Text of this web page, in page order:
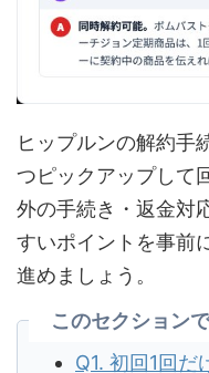
ヒップルンの解約手
つピックアップして
外の手続き・返金対
すいポイントを事前
進めましょう。
このセクション
Q1. 初回1回だ